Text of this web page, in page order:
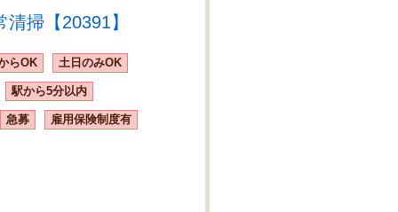
掃【20391】
らOK 土日のみOK
駅から5分以内
急募 雇用保険制度有